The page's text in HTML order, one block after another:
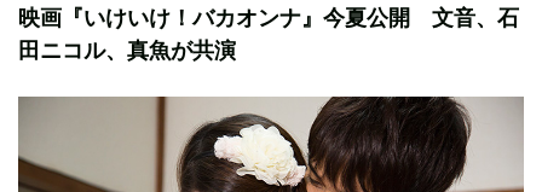
映画『いけいけ！バカオンナ』今夏公開 文音、石
田ニコル、真魚が共演